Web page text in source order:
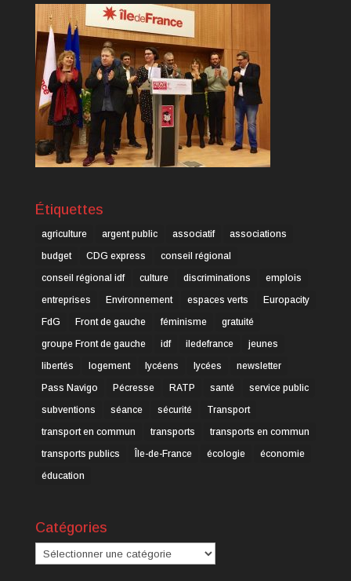
Étiquettes
agriculture argent public associatif
associations
budget
CDG express
conseil régional
conseil régional idf
culture discriminations
emplois
entreprises
Environnement espaces verts
Europacity
FdG
Front de gauche féminisme
gratuité
groupe Front de gauche
idf iledefrance
jeunes
libertés
logement lycéens lycées
newsletter
Pass Navigo
Pécresse RATP santé
service public
subventions
séance sécurité
Transport
transport en commun
transports
transports en commun
transports publics
Île-de-France écologie
économie
éducation
Catégories
Catégories